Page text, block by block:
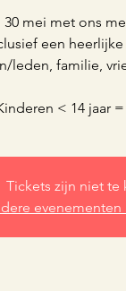
mei met ons
een
leden, familie,
< 14 jaar
Tickets zijn niet te
evenementen